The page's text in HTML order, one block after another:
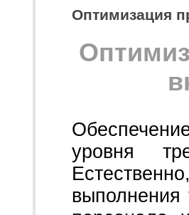
Оптимизация
уровня
выполнения